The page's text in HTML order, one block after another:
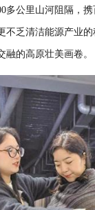
多公里山河阻隔，
乏清洁能源产业
的高原壮美画卷。